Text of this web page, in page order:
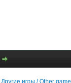
Другие игры / Other